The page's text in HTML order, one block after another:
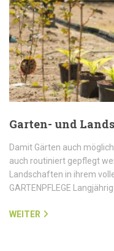
Garten- und
Damit Gärten auch
auch routiniert gepflegt
Landschaften in ihrem
GARTENPFLEGE
WEITER